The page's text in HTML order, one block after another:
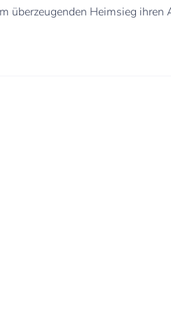
überzeugenden Heimsieg ihren